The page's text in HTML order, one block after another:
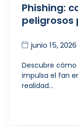
Phishing:
peligrosos
junio 15, 2026
Descubre
impulsa el fan
realidad…